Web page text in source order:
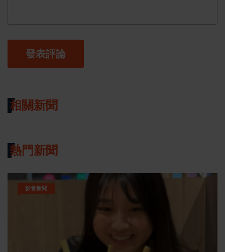
發表評論
相關新聞
熱門新聞
影音新聞